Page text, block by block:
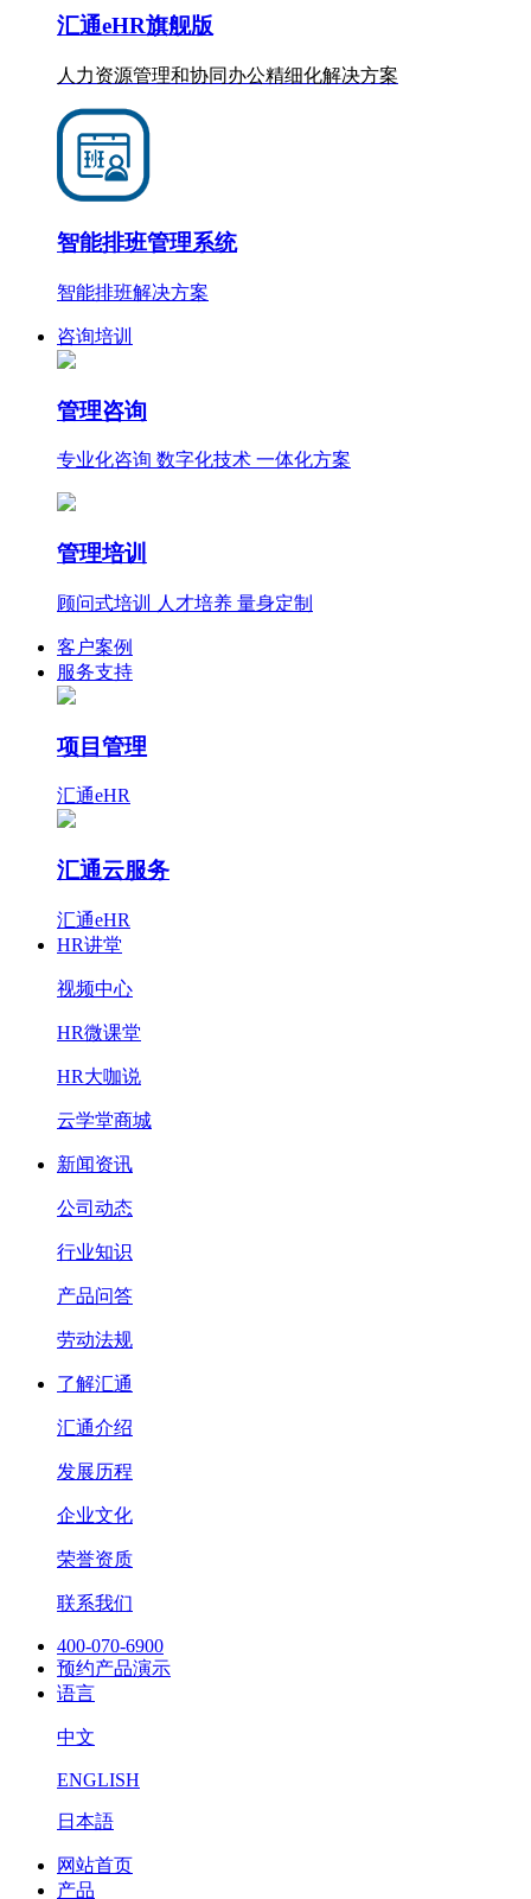
汇通eHR旗舰版
人力资源管理和协同办公精细化解决方案
智能排班管理系统
智能排班解决方案
咨询培训
管理咨询
专业化咨询 数字化技术 一体化方案
管理培训
顾问式培训 人才培养 量身定制
客户案例
服务支持
项目管理
汇通eHR
汇通云服务
汇通eHR
HR讲堂
视频中心
HR微课堂
HR大咖说
云学堂商城
新闻资讯
公司动态
行业知识
产品问答
劳动法规
了解汇通
汇通介绍
发展历程
企业文化
荣誉资质
联系我们
400-070-6900
预约产品演示
语言
中文
ENGLISH
日本語
网站首页
产品